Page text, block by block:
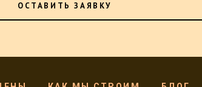
ОСТАВИТЬ ЗАЯВКУ